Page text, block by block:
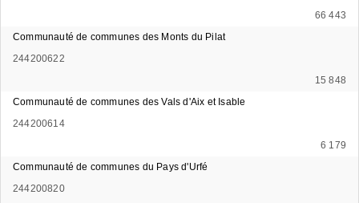
66 443
Communauté de communes des Monts du Pilat
244200622
15 848
Communauté de communes des Vals d'Aix et Isable
244200614
6 179
Communauté de communes du Pays d'Urfé
244200820